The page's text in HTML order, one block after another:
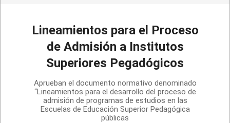
Lineamientos para el Proceso
de Admisión a Institutos
Superiores Pegadógicos
09-
Aprueban el documento normativo denominado
“Lineamientos para el desarrollo del proceso de
admisión de programas de estudios en las
Escuelas de Educación Superior Pedagógica
públicas